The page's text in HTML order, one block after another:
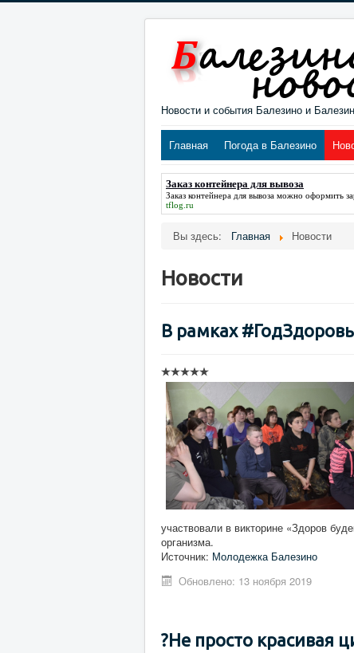
Новости и события Балезино и
Главная Погода в Балезино
Заказ контейнера для вывоза
Заказ контейнера для вывоза можно оформить
tflog.ru
Вы здесь: Главная Новости
Новости
В рамках
участвовали в викторине «Здоров
организма.
Источник: Молодежка Балезино
Обновлено: 13 ноября 2019
?Не просто красивая